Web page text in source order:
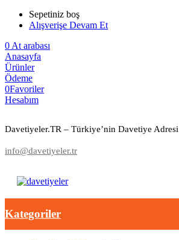
Sepetiniz boş
Alışverişe Devam Et
0At arabası
Anasayfa
Ürünler
Ödeme
0Favoriler
Hesabım
Davetiyeler.TR – Türkiye’nin Davetiye Adresi
info@davetiyeler.tr
Kategoriler